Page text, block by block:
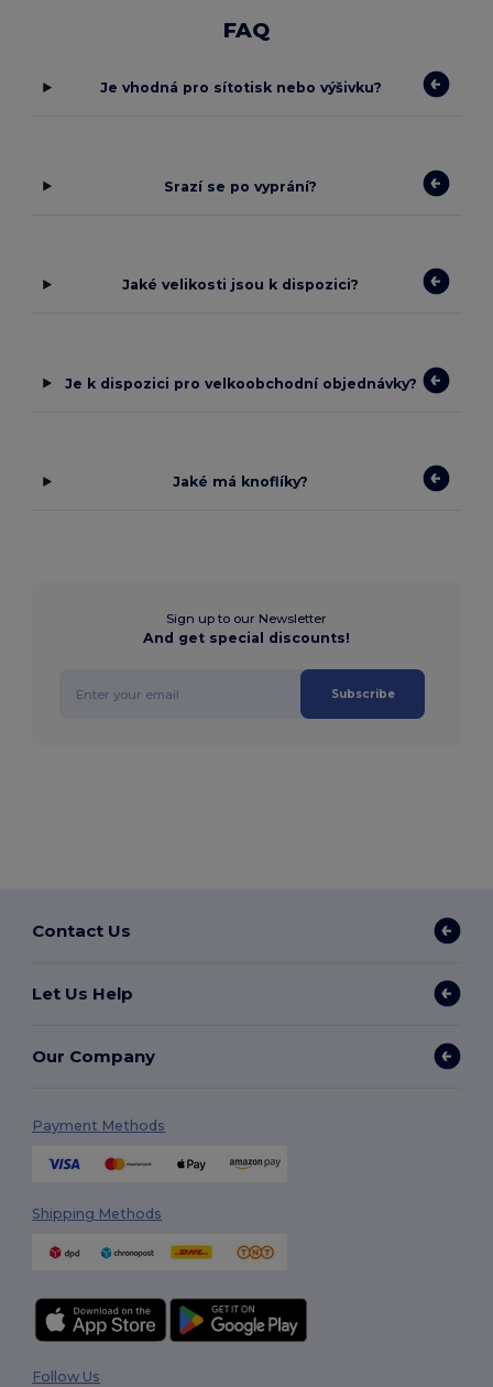
FAQ
Je vhodná pro sítotisk nebo výšivku?
Srazí se po vyprání?
Jaké velikosti jsou k dispozici?
Je k dispozici pro velkoobchodní objednávky?
Jaké má knoflíky?
Sign up to our Newsletter
And get special discounts!
Subscribe
Contact Us
Let Us Help
Our Company
Payment Methods
Shipping Methods
Follow Us